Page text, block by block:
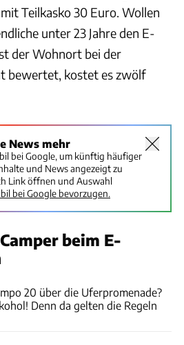
Teilkasko 30 Euro. Wollen
unter 23 Jahre den E-
der Wohnort bei der
bewertet, kostet es zwölf
News mehr
bei Google, um künftig häufiger
und News angezeigt zu
Link öffnen und Auswahl
bei Google bevorzugen.
beim E-
20 über die Uferpromenade?
Denn da gelten die Regeln